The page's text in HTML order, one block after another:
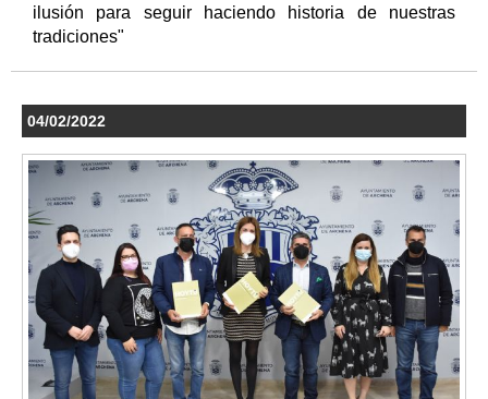
ilusión para seguir haciendo historia de nuestras
tradiciones"
04/02/2022